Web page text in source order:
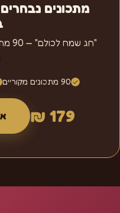
מתכונים
"חג
90 מתכונים מקוריים
179 ₪